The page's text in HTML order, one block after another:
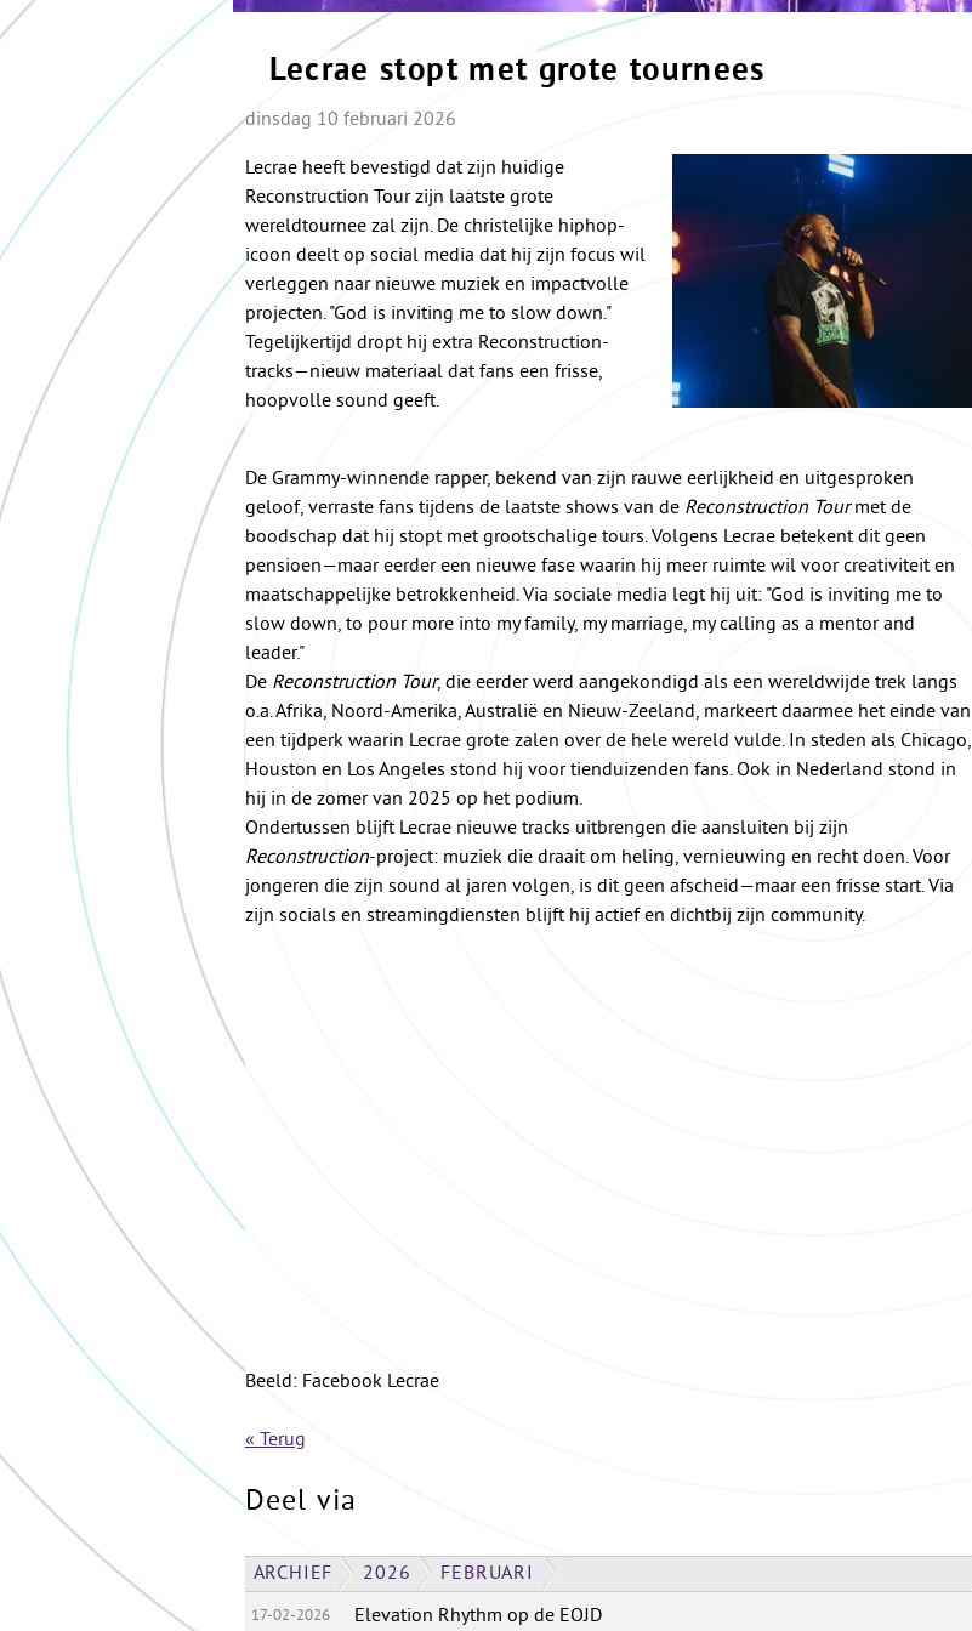
Lecrae stopt met grote tournees
dinsdag 10 februari 2026
Lecrae heeft bevestigd dat zijn huidige
Reconstruction Tour zijn laatste grote
wereldtournee zal zijn. De christelijke hiphop-
icoon deelt op social media dat hij zijn focus wil
verleggen naar nieuwe muziek en impactvolle
projecten. "God is inviting me to slow down."
Tegelijkertijd dropt hij extra Reconstruction-
tracks—nieuw materiaal dat fans een frisse,
hoopvolle sound geeft.
De Grammy-winnende rapper, bekend van zijn rauwe eerlijkheid en uitgesproken
geloof, verraste fans tijdens de laatste shows van de Reconstruction Tourmet de
boodschap dat hij stopt met grootschalige tours. Volgens Lecrae betekent dit geen
pensioen—maar eerder een nieuwe fase waarin hij meer ruimte wil voor creativiteit en
maatschappelijke betrokkenheid. Via sociale media legt hij uit: "God is inviting me to
slow down, to pour more into my family, my marriage, my calling as a mentor and
leader."
De Reconstruction Tour, die eerder werd aangekondigd als een wereldwijde trek langs
o.a. Afrika, Noord-Amerika, Australië en Nieuw-Zeeland, markeert daarmee het einde van
een tijdperk waarin Lecrae grote zalen over de hele wereld vulde. In steden als Chicago,
Houston en Los Angeles stond hij voor tien­duizenden fans. Ook in Nederland stond in
hij in de zomer van 2025 op het podium.
Ondertussen blijft Lecrae nieuwe tracks uitbrengen die aansluiten bij zijn
Reconstruction-project: muziek die draait om heling, vernieuwing en recht doen. Voor
jongeren die zijn sound al jaren volgen, is dit geen afscheid—maar een frisse start. Via
zijn socials en streamingdiensten blijft hij actief en dichtbij zijn community.
Beeld: Facebook Lecrae
« Terug
Deel via
ARCHIEF 2026 FEBRUARI
17-02-2026 Elevation Rhythm op de EOJD